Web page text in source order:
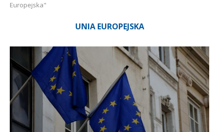
Europejska"
UNIA EUROPEJSKA